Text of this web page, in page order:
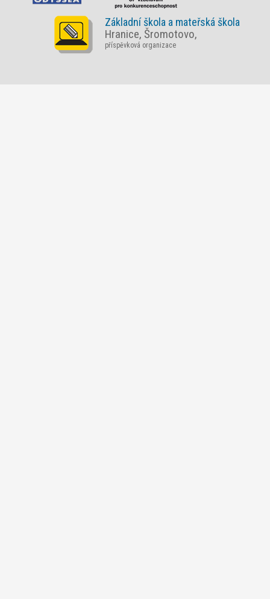
Základní škola a mateřská škola
Hranice, Šromotovo,
příspěvková organizace